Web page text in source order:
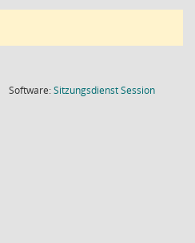
Software:SitzungsdienstSession(Wird in